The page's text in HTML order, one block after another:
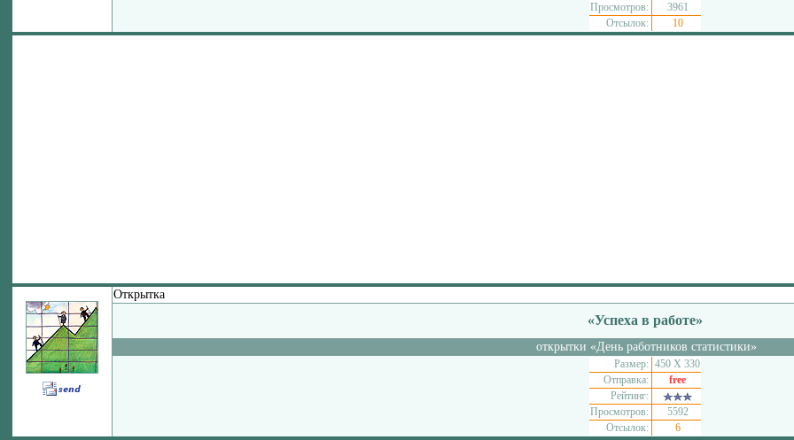
Просмотров:
3961
Отсылок:
10
Открытка
«Успеха в работе»
открытки «День работников статистики»
Размер: 450 Х 330
Отправка:
free
Рейтинг:
Просмотров:
5592
Отсылок:
6